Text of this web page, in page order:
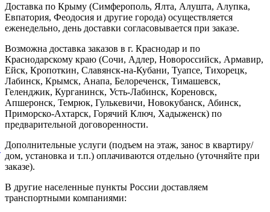
Доставка по Крыму (Симферополь, Ялта, Алушта, Алупка,
Евпатория, Феодосия и другие города) осуществляется
еженедельно, день доставки согласовывается при заказе.
Возможна доставка заказов в г. Краснодар и по
Краснодарскому краю (Сочи, Адлер, Новороссийск, Армавир,
Ейск, Кропоткин, Славянск-на-Кубани, Туапсе, Тихорецк,
Лабинск, Крымск, Анапа, Белореченск, Тимашевск,
Геленджик, Курганинск, Усть-Лабинск, Кореновск,
Апшеронск, Темрюк, Гулькевичи, Новокубанск, Абинск,
Приморско-Ахтарск, Горячий Ключ, Хадыженск) по
предварительной договоренности.
Дополнительные услуги (подъем на этаж, занос в квартиру/
дом, установка и т.п.) оплачиваются отдельно (уточняйте при
заказе).
В другие населенные пункты России доставляем
транспортными компаниями: